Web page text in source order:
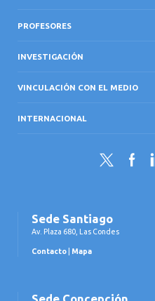
PROFESORES
INVESTIGACIÓN
VINCULACIÓN CON EL MEDIO
INTERNACIONAL
Twitter
Sede Santiago
Av. Plaza 680, Las Condes
Contacto Mapa
Sede Concepción